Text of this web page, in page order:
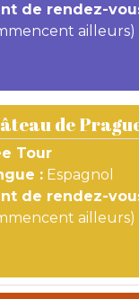
de rendez-
ailleurs)
de
Tour
: Espagnol
de rendez-
ailleurs)